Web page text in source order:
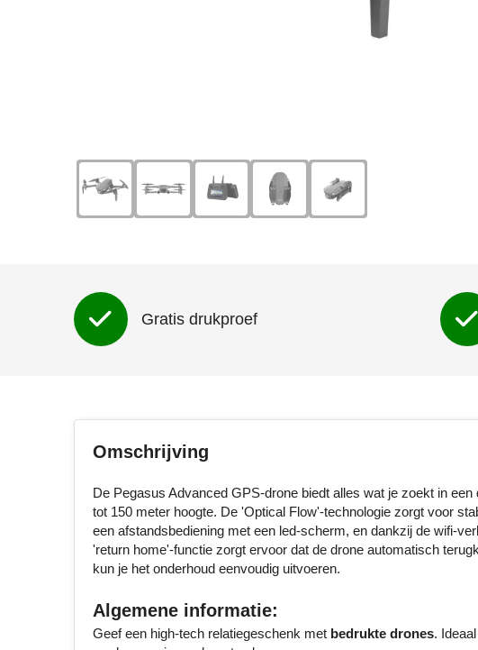
Gratis drukproef
Omschrijving
De Pegasus Advanced GPS-drone biedt alles wat je zoekt in
tot 150 meter hoogte. De 'Optical Flow'-technologie zorgt voor
een afstandsbediening met een led-scherm, en dankzij de wifi-
'return home'-functie zorgt ervoor dat de drone automatisch
kun je het onderhoud eenvoudig uitvoeren.
Algemene informatie:
Geef een high-tech relatiegeschenk met bedrukte drones.